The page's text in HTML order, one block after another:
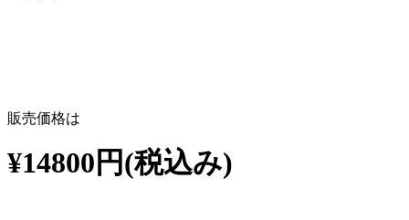
販売価格は
¥14800円(税込み)